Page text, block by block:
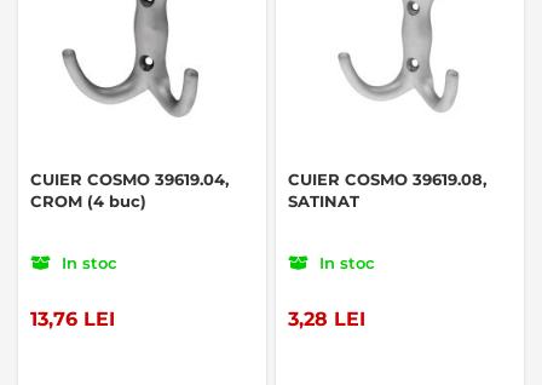
CUIER COSMO 39619.04,
CROM (4 buc)
In stoc
13,76 LEI
CUIER COSMO 39619.08,
SATINAT
In stoc
3,28 LEI